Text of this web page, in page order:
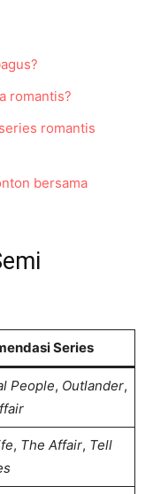
romantis?
romantis
bersama
Series
People, Outlander,
, The Affair, Tell